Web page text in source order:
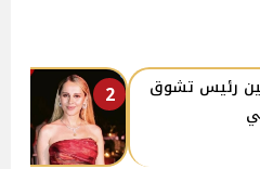
2
رئيس تشوق